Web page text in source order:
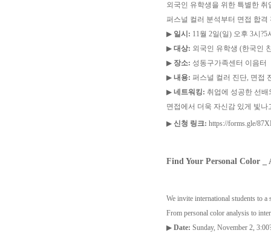
외국인 유학생을 위한 특별한
퍼스널 컬러 분석부터 면접 합
▶ 일시: 11월 2일(일) 오후 3시?5
▶ 대상: 외국인 유학생 (한국인
▶ 장소: 성동구가족센터 이음터
▶ 내용: 퍼스널 컬러 진단, 면접
▶ 네트워킹: 취업에 성공한 선
면접에서 더욱 자신감 있게 빛
▶ 신청 링크: https://forms.gle/
Find Your Personal Color
We invite international students to
From personal color analysis to
▶ Date: Sunday, November 2,